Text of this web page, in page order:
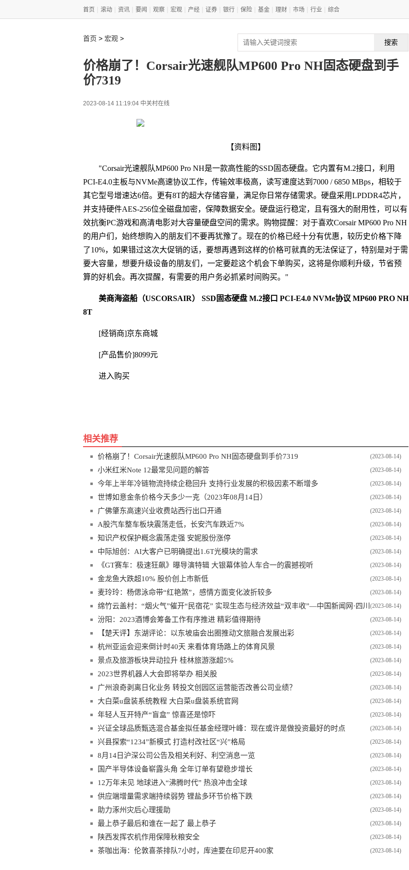
首页 滚动 资讯 要闻 观察 宏观 产经 证券 银行 保险 基金 理财 市场 行业 综合
首页 > 宏观 > 搜索
价格崩了！Corsair光速舰队MP600 Pro NH固态硬盘到手
价7319
2023-08-14 11:19:04 中关村在线
【资料图】
"Corsair光速舰队MP600 Pro NH是一款高性能的SSD固态硬盘。它内置有M.2接口，利用
PCI-E4.0主板与NVMe高速协议工作，传输效率极高，读写速度达到7000 / 6850 MBps，相较于
其它型号增速达6倍。更有8T的超大存储容量，满足你日常存储需求。硬盘采用LPDDR4芯片，
并支持硬件AES-256位全磁盘加密，保障数据安全。硬盘运行稳定，且有强大的耐用性，可以有
效抗衡PC游戏和高清电影对大容量硬盘空间的需求。购物提醒：对于喜欢Corsair MP600 Pro NH
的用户们，始终想购入的朋友们不要再犹豫了。现在的价格已经十分有优惠，较历史价格下降
了10%，如果错过这次大促销的话，要想再遇到这样的价格可就真的无法保证了，特别是对于需
要大容量，想要升级设备的朋友们，一定要趁这个机会下单购买，这将是你顺利升级，节省预
算的好机会。再次提醒，有需要的用户务必抓紧时间购买。"
美商海盗船（USCORSAIR） SSD固态硬盘 M.2接口 PCI-E4.0 NVMe协议 MP600 PRO NH
8T
[经销商]京东商城
[产品售价]8099元
进入购买
相关推荐
(2023-08-14)
价格崩了！Corsair光速舰队MP600 Pro NH固态硬盘到手价7319
(2023-08-14)
小米红米Note 12最常见问题的解答
(2023-08-14)
今年上半年冷链物流持续企稳回升 支持行业发展的积极因素不断增多
(2023-08-14)
世博如意金条价格今天多少一克（2023年08月14日）
(2023-08-14)
广佛肇东高速兴业收费站西行出口开通
(2023-08-14)
A股汽车整车板块震荡走低，长安汽车跌近7%
(2023-08-14)
知识产权保护概念震荡走强 安妮股份涨停
(2023-08-14)
中际旭创：AI大客户已明确提出1.6T光模块的需求
(2023-08-14)
《GT赛车：极速狂飙》曝导演特辑 大银幕体验人车合一的震撼视听
(2023-08-14)
金龙鱼大跌超10% 股价创上市新低
(2023-08-14)
麦玲玲：杨偲泳命带“红艳煞”，感情方面变化波折较多
(2023-08-14)
绵竹云盖村：“烟火气”催开“民宿花” 实现生态与经济效益“双丰收”—中国新闻网·四川
新闻
(2023-08-14)
汾阳：2023酒博会筹备工作有序推进 精彩值得期待
(2023-08-14)
【楚天评】东湖评论：以东坡庙会出圈推动文旅融合发展出彩
(2023-08-14)
杭州亚运会迎来倒计时40天 来看体育场路上的体育风景
(2023-08-14)
景点及旅游板块异动拉升 桂林旅游涨超5%
(2023-08-14)
2023世界机器人大会即将举办 相关股
(2023-08-14)
广州浪奇剥离日化业务 转投文创园区运营能否改善公司业绩？
(2023-08-14)
大白菜u盘装系统教程 大白菜u盘装系统官网
(2023-08-14)
年轻人互开特产“盲盒” 惊喜还是惊吓
(2023-08-14)
兴证全球品质甄选混合基金拟任基金经理叶峰：现在或许是做投资最好的时点
(2023-08-14)
兴县探索“1234”新模式 打造村改社区“兴”格局
(2023-08-14)
8月14日沪深公司公告及相关利好、利空消息一览
(2023-08-14)
国产半导体设备崭露头角 全年订单有望稳步增长
(2023-08-14)
12万年未见 地球进入“沸腾时代” 热浪冲击全球
(2023-08-14)
供应端增量需求端持续弱势 锂盐多环节价格下跌
(2023-08-14)
助力涿州灾后心理援助
(2023-08-14)
最上恭子最后和谁在一起了 最上恭子
(2023-08-14)
陕西发挥农机作用保障秋粮安全
(2023-08-14)
茶咖出海：伦敦喜茶排队7小时，库迪要在印尼开400家